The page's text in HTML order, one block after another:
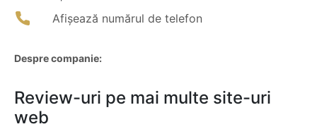
Afișează numărul de telefon
Despre companie:
Review-uri pe mai multe site-uri
web